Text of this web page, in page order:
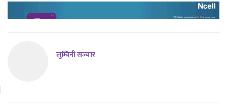
लुम्बिनी सञ्‍चार